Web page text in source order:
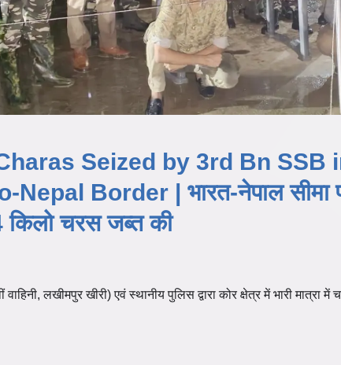
Seized by 3rd Bn SSB
Border | भारत-नेपाल सीमा
चरस जब्त की
लखीमपुर खीरी) एवं स्थानीय पुलिस द्वारा कोर क्षेत्र में भारी मात्रा